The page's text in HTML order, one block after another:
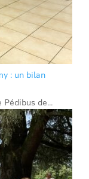
: un bilan
de...